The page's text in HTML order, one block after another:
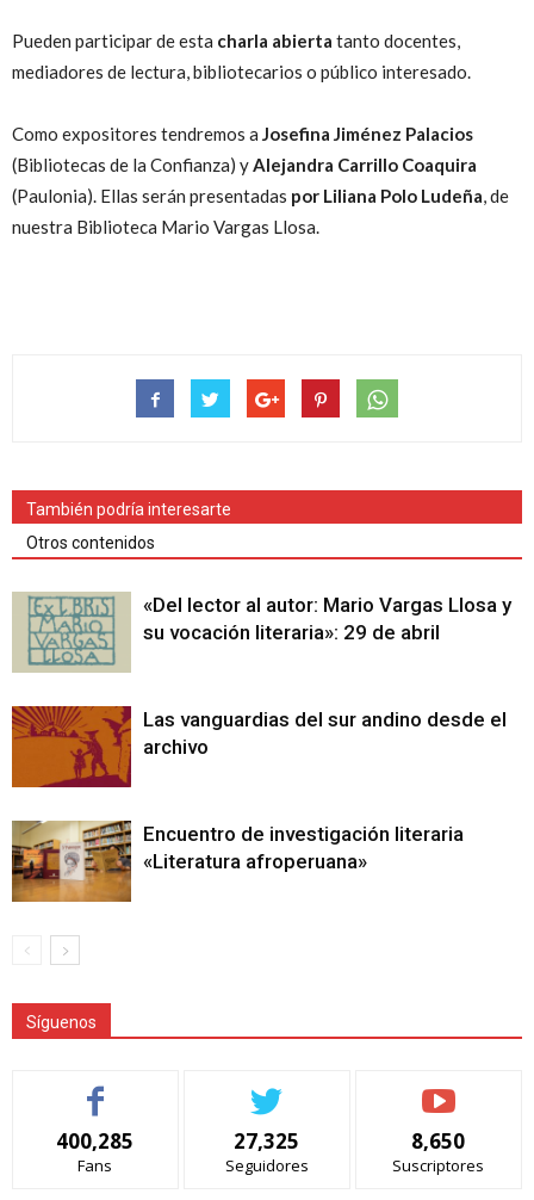
Pueden participar de esta charla abierta tanto docentes,
mediadores de lectura, bibliotecarios o público interesado.
Como expositores tendremos a Josefina Jiménez Palacios
(Bibliotecas de la Confianza) y Alejandra Carrillo Coaquira
(Paulonia). Ellas serán presentadas por Liliana Polo Ludeña , de
nuestra Biblioteca Mario Vargas Llosa.
También podría interesarte
Otros contenidos
«Del lector al autor: Mario Vargas Llosa y
su vocación literaria»: 29 de abril
Las vanguardias del sur andino desde el
archivo
Encuentro de investigación literaria
«Literatura afroperuana»
Síguenos
400,285
Fans
27,325
Seguidores
8,650
Suscriptores